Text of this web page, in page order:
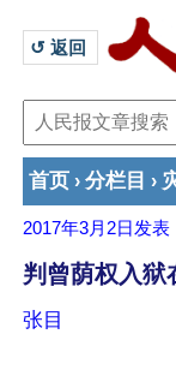
↺ 返回
首页 › 分栏目 ›
2017年3月2日 发表
判曾荫权入狱
张目